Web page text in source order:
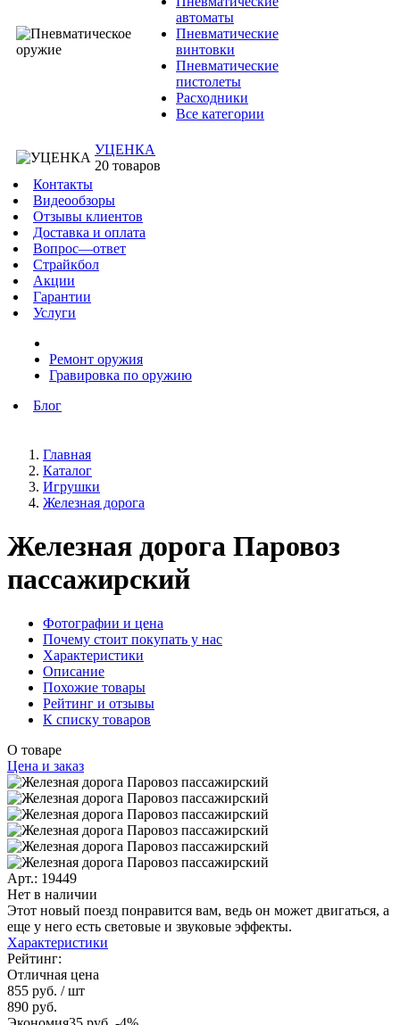
автоматы
Пневматические
винтовки
Пневматические
пистолеты
Расходники
Все категории
УЦЕНКА
20 товаров
Контакты
Видеообзоры
Отзывы клиентов
Доставка и оплата
Вопрос—ответ
Страйкбол
Акции
Гарантии
Услуги
Ремонт оружия
Гравировка по оружию
Блог
Главная
Каталог
Игрушки
Железная дорога
Железная дорога Паровоз
пассажирский
Фотографии и цена
Почему стоит покупать у нас
Характеристики
Описание
Похожие товары
Рейтинг и отзывы
К списку товаров
О товаре
Цена и заказ
Арт.: 19449
Нет в наличии
Этот новый поезд понравится вам, ведь он может двигаться, а
еще у него есть световые и звуковые эффекты.
Характеристики
Рейтинг:
Отличная цена
855 руб. / шт
890 руб.